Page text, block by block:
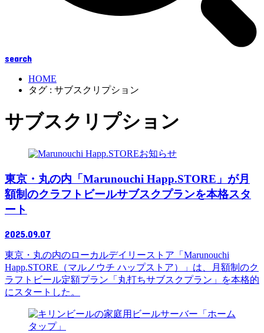
search
HOME
タグ : サブスクリプション
サブスクリプション
お知らせ
東京・丸の内「Marunouchi Happ.STORE」が月
額制のクラフトビールサブスクプランを本格スタ
ート
2025.09.07
東京・丸の内のローカルデイリーストア「Marunouchi
Happ.STORE（マルノウチ ハップストア）」は、月額制のク
ラフトビール定額プラン「丸打ちサブスクプラン」を本格的
にスタートした。